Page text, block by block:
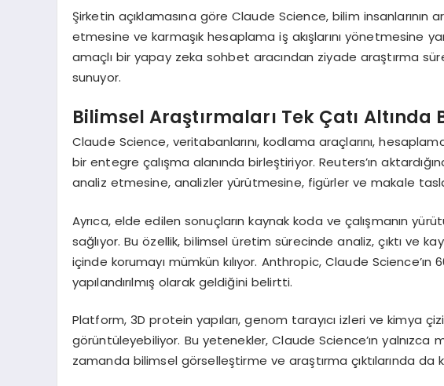
Şirketin açıklamasına göre Claude Science, bilim insanlarının
etmesine ve karmaşık hesaplama iş akışlarını yönetmesine
amaçlı bir yapay zeka sohbet aracından ziyade araştırma
sunuyor.
Bilimsel Araştırmaları Tek Çatı Altında
Claude Science, veritabanlarını, kodlama araçlarını,
bir entegre çalışma alanında birleştiriyor. Reuters’ın
analiz etmesine, analizler yürütmesine, figürler ve makale
Ayrıca, elde edilen sonuçların kaynak koda ve çalışmanın
sağlıyor. Bu özellik, bilimsel üretim sürecinde analiz, çıktı ve
içinde korumayı mümkün kılıyor. Anthropic, Claude
yapılandırılmış olarak geldiğini belirtti.
Platform, 3D protein yapıları, genom tarayıcı izleri ve kimya
görüntüleyebiliyor. Bu yetenekler, Claude Science’ın yalnızca
zamanda bilimsel görselleştirme ve araştırma çıktılarında da